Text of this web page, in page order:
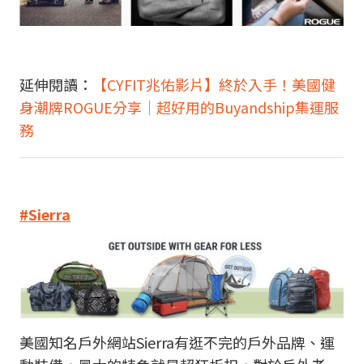
延伸閱讀：
【CYFIT兆佑影片】終於入手！美國健
身潮牌ROGUE分享｜超好用的Buyandship集運服
務
#Sierra
美國知名戶外網站Sierra有逛不完的戶外品牌、運